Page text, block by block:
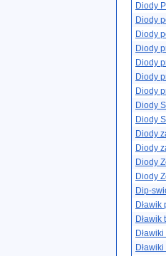
Diody
Diody
Diody
Diody
Diody
Diody
Diody
Diody
Diody
Diody
Diody
Diody
Diody
Dip-
Dławik
Dławik